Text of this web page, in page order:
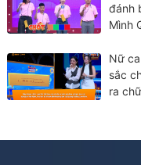
đánh
Mình
Nữ
sắc
ra